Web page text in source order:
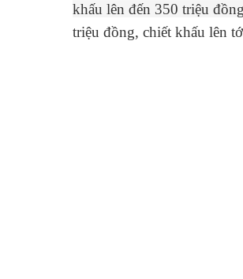
khấu lên đến 350 triệu
triệu đồng, chiết khấu lên